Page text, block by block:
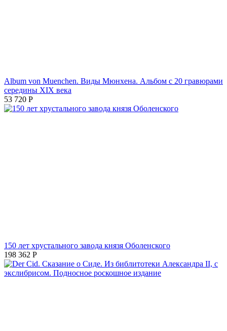
Album von Muenchen. Виды Мюнхена. Альбом с 20 гравюрами
середины XIX века
53 720 Р
150 лет хрустального завода князя Оболенского
198 362 Р